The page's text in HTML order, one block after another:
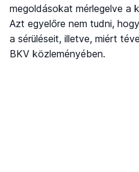
megoldásokat mérlegelve a
Azt egyelőre nem tudni,
a sérüléseit, illetve, miért
BKV közleményében.